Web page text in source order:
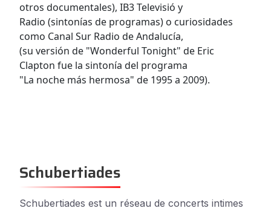
otros documentales), IB3 Televisió y
Radio (sintonías de programas) o curiosidades
como Canal Sur Radio de Andalucía,
(su versión de "Wonderful Tonight" de Eric
Clapton fue la sintonía del programa
"La noche más hermosa" de 1995 a 2009).
Schubertiades
Schubertiades est un réseau de concerts intimes